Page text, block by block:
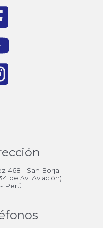
468 - San Borja
de Av. Aviación)
- Perú